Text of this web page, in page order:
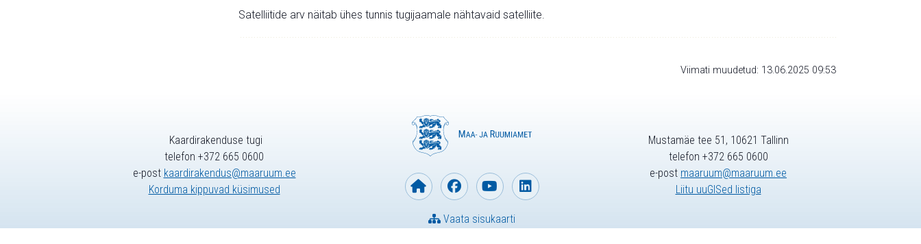
Satelliitide arv näitab ühes tunnis tugijaamale nähtavaid satelliite.
Viimati muudetud: 13.06.2025 09:53
Kaardirakenduse tugi
telefon +372 665 0600
e-post kaardirakendus@maaruum.ee
Korduma kippuvad küsimused
Vaata sisukaarti
Mustamäe tee 51, 10621 Tallinn
telefon +372 665 0600
e-post maaruum@maaruum.ee
Liitu uuGISed listiga